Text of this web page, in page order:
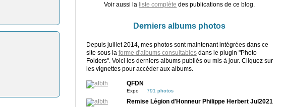
Voir aussi la liste complète des publications de ce blog.
Derniers albums photos
Depuis juillet 2014, mes photos sont maintenant intégrées dans ce
site sous la forme d'albums consultablesdans le plugin "Photo-
Folders". Voici les derniers albums publiés ou mis à jour. Cliquez sur
les vignettes pour accéder aux albums.
QFDN
Expo 791 photos
Remise Légion d'Honneur Philippe Herbert Jul2021